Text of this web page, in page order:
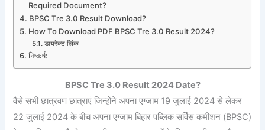
Required Document?
BPSC Tre 3.0 Result Download?
How To Download PDF BPSC Tre 3.0 Result 2024?
डायरेक्ट लिंक
निष्कर्ष:
BPSC Tre 3.0 Result 2024 Date?
वैसे सभी छात्रवण छात्राएं जिन्होंने अपना एग्जाम 19 जुलाई 2024 से लेकर
22 जुलाई 2024 के बीच अपना एग्जाम बिहार पब्लिक सर्विस कमीशन (BPSC)